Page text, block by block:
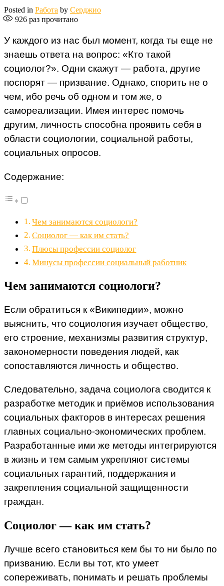
Posted in Работа by Серджио
926 раз прочитано
У каждого из нас был момент, когда ты еще не
знаешь ответа на вопрос: «Кто такой
социолог?». Одни скажут — работа, другие
поспорят — призвание. Однако, спорить не о
чем, ибо речь об одном и том же, о
самореализации. Имея интерес помочь
другим, личность способна проявить себя в
области социологии, социальной работы,
социальных опросов.
Содержание:
Чем занимаются социологи?
Социолог — как им стать?
Плюсы профессии социолог
Минусы профессии социальный работник
Чем занимаются социологи?
Если обратиться к «Википедии», можно
выяснить, что социология изучает общество,
его строение, механизмы развития структур,
закономерности поведения людей, как
сопоставляются личность и общество.
Следовательно, задача социолога сводится к
разработке методик и приёмов использования
социальных факторов в интересах решения
главных социально-экономических проблем.
Разработанные ими же методы интегрируются
в жизнь и тем самым укрепляют системы
социальных гарантий, поддержания и
закрепления социальной защищенности
граждан.
Социолог — как им стать?
Лучше всего становиться кем бы то ни было по
призванию. Если вы тот, кто умеет
сопереживать, понимать и решать проблемы